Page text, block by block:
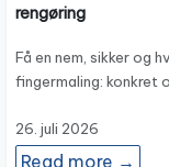
rengøring
Få en nem, sikker og
fingermaling: konkret
26. juli 2026
Read more →